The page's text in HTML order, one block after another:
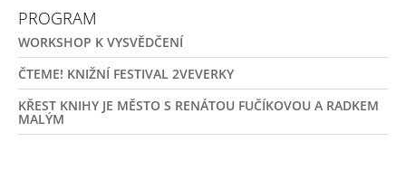
PROGRAM
WORKSHOP K VYSVĚDČENÍ
ČTEME! KNIŽNÍ FESTIVAL 2VEVERKY
KŘEST KNIHY JE MĚSTO S RENÁTOU FUČÍKOVOU A RADKEM
MALÝM